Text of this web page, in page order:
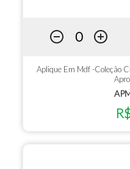
Aplique Em Mdf -Coleção